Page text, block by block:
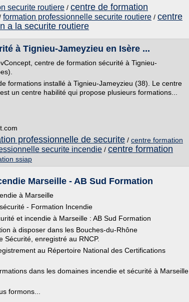
securite routiere / centre de formation
formation professionnelle securite routiere / centre
a la securite routiere
à Tignieu-Jameyzieu en Isère ...
centre de formation sécurité à Tignieu-
formations installé à Tignieu-Jameyzieu (38). Le centre
un centre habilité qui propose plusieurs formations...
professionnelle de securite / centre formation
securite incendie / centre formation
ssiap
Marseille - AB Sud Formation
à Marseille
- Formation Incendie
et incendie à Marseille : AB Sud Formation
à disposer dans les Bouches-du-Rhône
Sécurité, enregistré au RNCP.
au Répertoire National des Certifications
dans les domaines incendie et sécurité à Marseille
formons...